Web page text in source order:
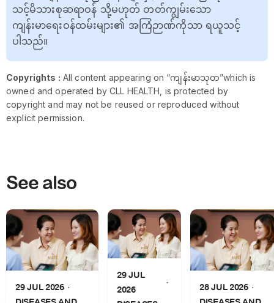
သင့်မိသားစုဆရာဝန် သို့မဟုတ် တတ်ကျွမ်းသော
ကျန်းမာရေးဝန်ထမ်းများ၏ အကြံဉာဏ်ကိုသာ ရယူသင့်
ပါသည်။
Copyrights : All content appearing on “ကျန်းမာသုတ”which is
owned and operated by CLL HEALTH, is protected by
copyright and may not be reused or reproduced without
explicit permission.
See also
29 JUL 2026
29 JUL
2026
28 JUL 2026